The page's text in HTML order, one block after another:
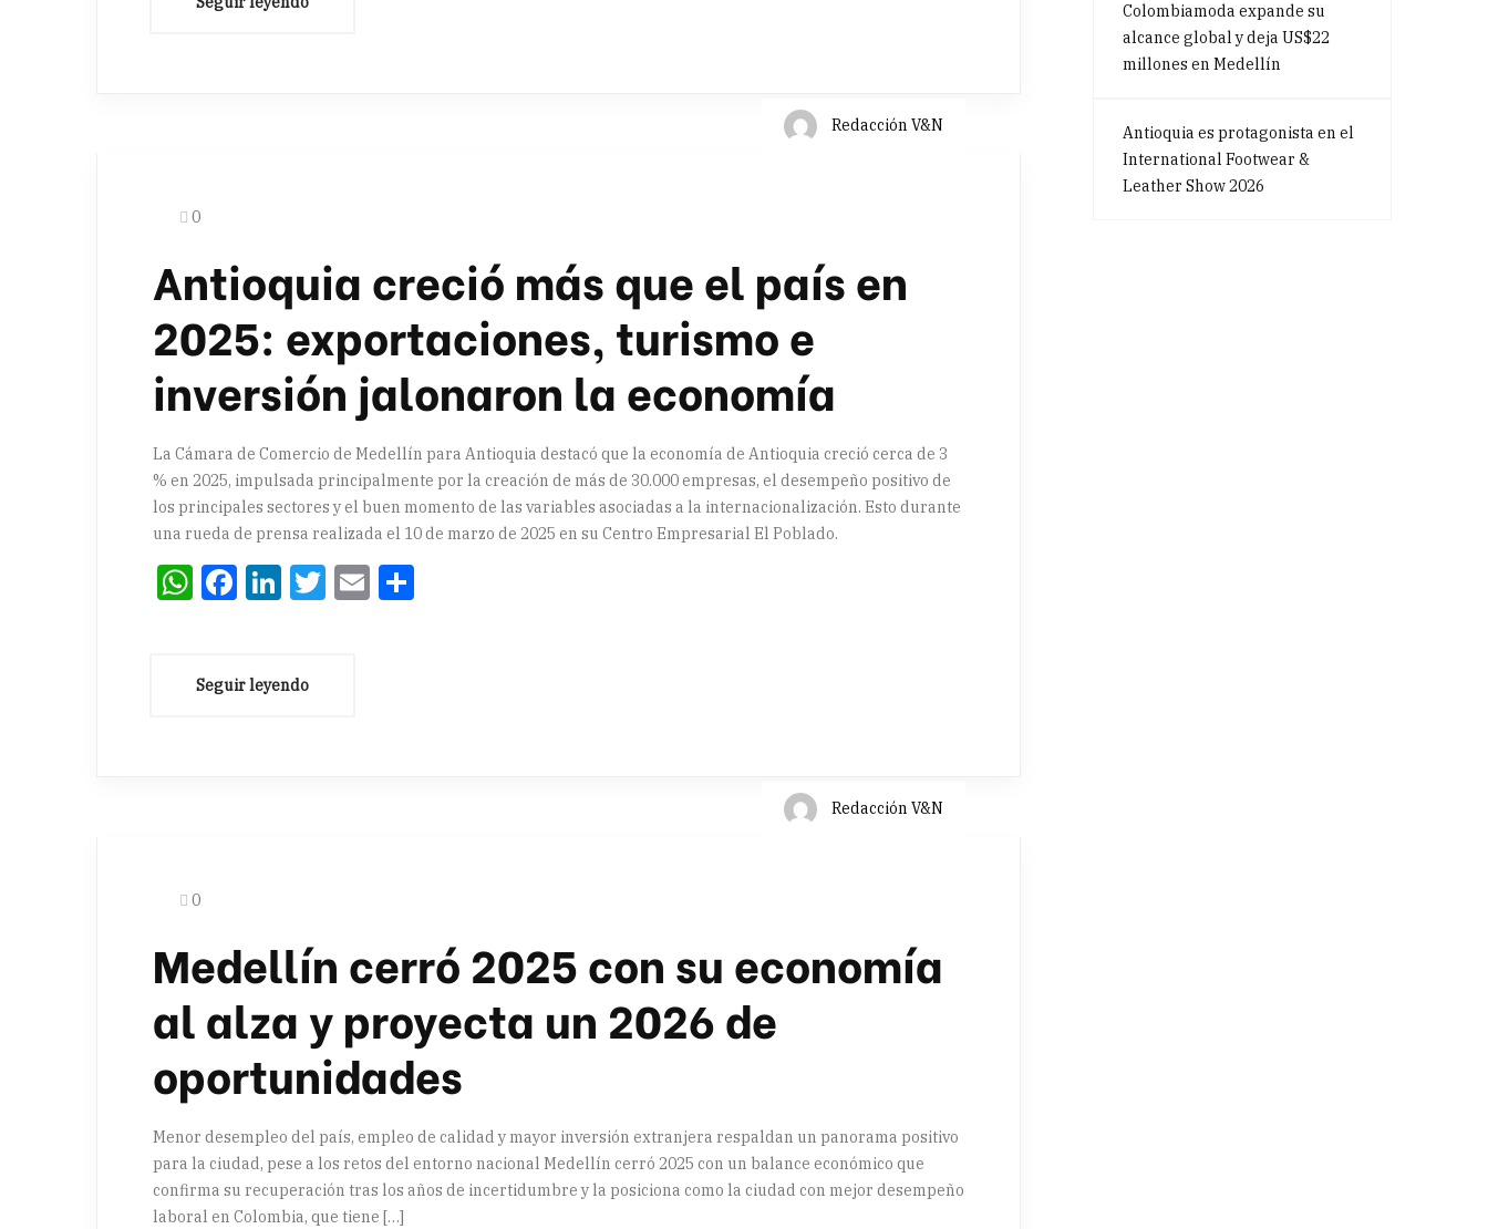
Redacción V&N
0
Antioquia creció más que el país en
2025: exportaciones, turismo e
inversión jalonaron la economía
La Cámara de Comercio de Medellín para Antioquia destacó que la economía de Antioquia creció cerca de 3
% en 2025, impulsada principalmente por la creación de más de 30.000 empresas, el desempeño positivo de
los principales sectores y el buen momento de las variables asociadas a la internacionalización. Esto durante
una rueda de prensa realizada el 10 de marzo de 2025 en su Centro Empresarial El Poblado.
WhatsApp
Facebook
LinkedIn
Twitter
Email
Redacción V&N
0
Medellín cerró 2025 con su economía
al alza y proyecta un 2026 de
oportunidades
Menor desempleo del país, empleo de calidad y mayor inversión extranjera respaldan un panorama positivo
para la ciudad, pese a los retos del entorno nacional Medellín cerró 2025 con un balance económico que
confirma su recuperación tras los años de incertidumbre y la posiciona como la ciudad con mejor desempeño
laboral en Colombia, que tiene […]
Colombiamoda expande su
alcance global y deja US$22
millones en Medellín
Antioquia es protagonista en el
International Footwear &
Leather Show 2026